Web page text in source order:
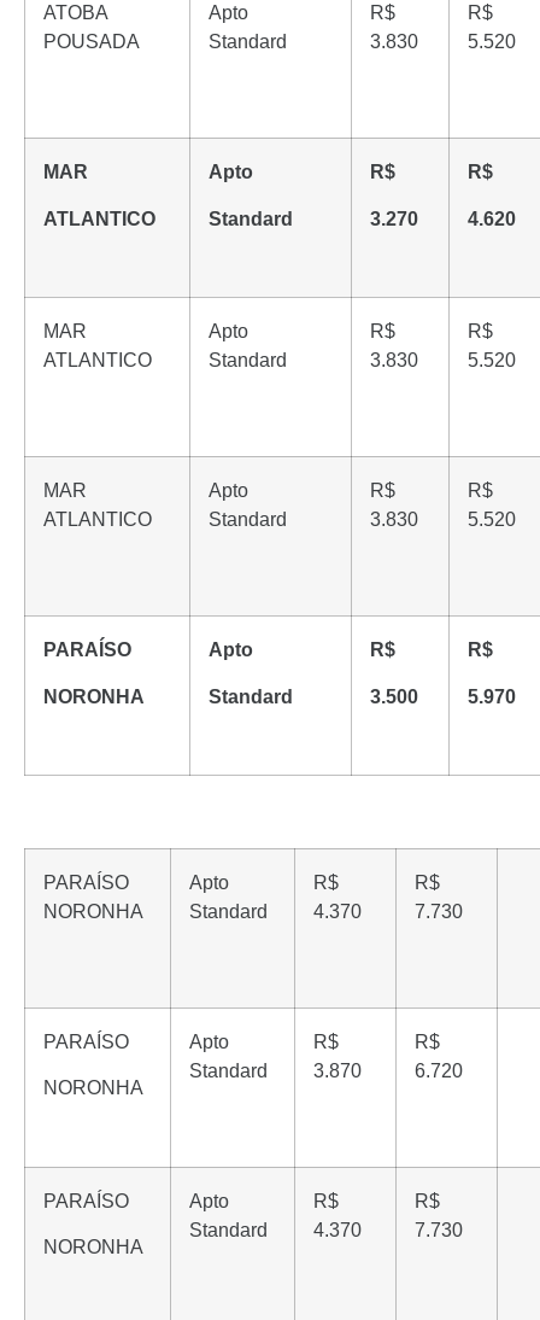
ATOBA
POUSADA
Apto
Standard
R$
3.830
R$
5.520
MAR
ATLANTICO
Apto
Standard
R$
3.270
R$
4.620
MAR
ATLANTICO
Apto
Standard
R$
3.830
R$
5.520
MAR
ATLANTICO
Apto
Standard
R$
3.830
R$
5.520
PARAÍSO
NORONHA
Apto
Standard
R$
3.500
R$
5.970
PARAÍSO
NORONHA
Apto
Standard
R$
4.370
R$
7.730
PARAÍSO
NORONHA
Apto
Standard
R$
3.870
R$
6.720
PARAÍSO
NORONHA
Apto
Standard
R$
4.370
R$
7.730